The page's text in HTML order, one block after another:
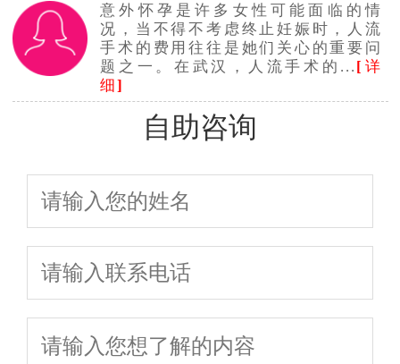
意外怀孕是许多女性可能面临的情
况，当不得不考虑终止妊娠时，人流
手术的费用往往是她们关心的重要问
题之一。在武汉，人流手术的... [ 详
细]
自助咨询